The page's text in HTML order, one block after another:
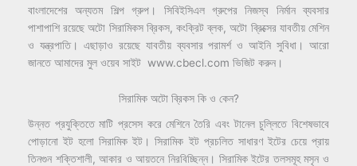
বাংলাদেশের অন্যতম শিল্প গ্রুপ। সিবিইসিএল গ্রুপের নিজস্ব নির্মান ব্যবসার
পাশাপাশি রয়েছে অটো সিরামিকস ব্রিকস, কংক্রিট ব্লক, অটো ব্রিক্সের যাবতীয় মেশিন
ও যন্ত্রপাতি। এছাড়াও রয়েছে যাবতীয় ব্যবসার পরামর্শ ও আইনি সুবিধা। আরো
জানতে আমাদের মুল ওয়েব সাইট www.cbecl.com ভিজিট করুন।
সিরামিক অটো ব্রিকস কি ও কেন?
উন্নত প্রযুক্তিতে মাটি প্রসেস করে মেশিনে তৈরি এবং টানেল চুল্লিতে বিশেষভাবে
পোড়ানো ইট হলো সিরামিক ইট। সিরামিক ইট প্রচলিত সাধারণ ইটের চেয়ে প্রায়
তিনগুন শক্তিশালী, আকার ও আয়তনে নিরবিচ্ছিন্ন। সিরামিক ইটের তলসমূহ মসৃন ও